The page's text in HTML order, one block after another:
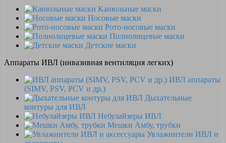
Канюльные маски
Носовые маски
Рото-носовые маски
Полнолицевые маски
Детские маски
Аппараты ИВЛ (инвазивная вентиляция легких)
ИВЛ аппараты
(SIMV, PSV, PCV и др.)
Дыхательные
контуры для ИВЛ
Небулайзеры ИВЛ
Мешки Амбу, трубки
Увлажнители ИВЛ и